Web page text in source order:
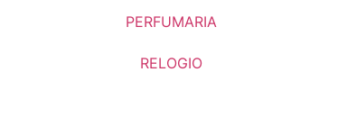
PERFUMARIA
RELOGIO